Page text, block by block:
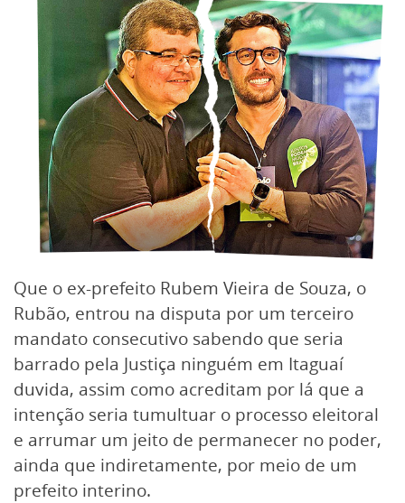
Que o ex-prefeito Rubem Vieira de Souza, o
Rubão, entrou na disputa por um terceiro
mandato consecutivo sabendo que seria
barrado pela Justiça ninguém em Itaguaí
duvida, assim como acreditam por lá que a
intenção seria tumultuar o processo eleitoral
e arrumar um jeito de permanecer no poder,
ainda que indiretamente, por meio de um
prefeito interino.